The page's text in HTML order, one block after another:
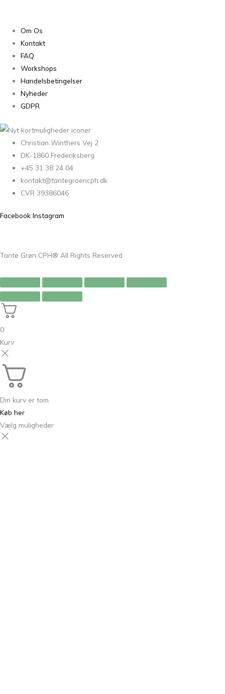
Om Os
Kontakt
FAQ
Workshops
Handelsbetingelser
Nyheder
GDPR
Christian Winthers Vej 2
DK-1860 Frederiksberg
+45 31 38 24 04
kontakt@tantegroencph.dk
CVR 39386046
Facebook Instagram
Tante Grøn CPH® All Rights Reserved
0
Kurv
Din kurv er tom
Køb her
Vælg muligheder